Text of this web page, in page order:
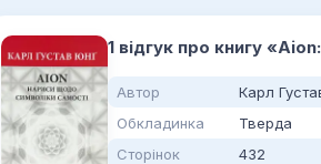
1 відгук про книгу
Автор
Карл
Обкладинка
Тверда
Сторінок
432